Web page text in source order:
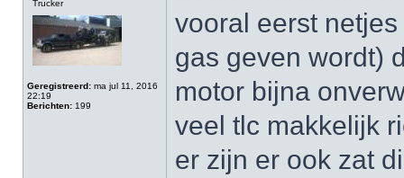
Trucker
Geregistreerd: ma jul 11, 2016
22:19
Berichten: 199
vooral eerst
gas geven wordt)
motor bijna
veel tlc makkelijk
er zijn er ook zat